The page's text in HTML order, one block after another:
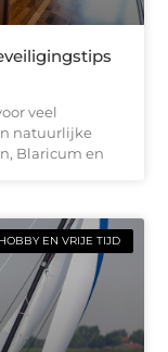
veel
natuurlijke
Blaricum en
HOBBY EN VRIJE TIJD